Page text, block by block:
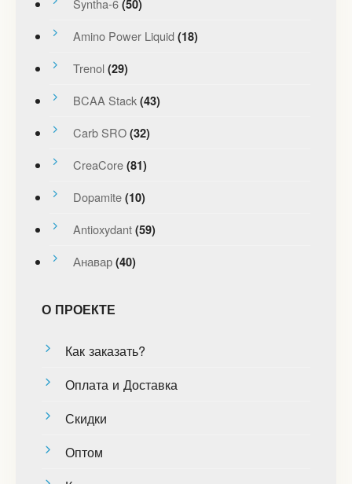
(50)
Amino Power Liquid (18)
Trenol (29)
BCAA Stack (43)
Carb SRO (32)
CreaCore (81)
Dopamite (10)
Antioxydant (59)
Анавар (40)
О ПРОЕКТЕ
Как заказать?
Оплата и Доставка
Скидки
Оптом